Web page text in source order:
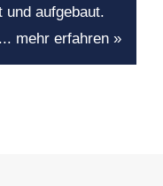
und aufgebaut.
... mehr erfahren »